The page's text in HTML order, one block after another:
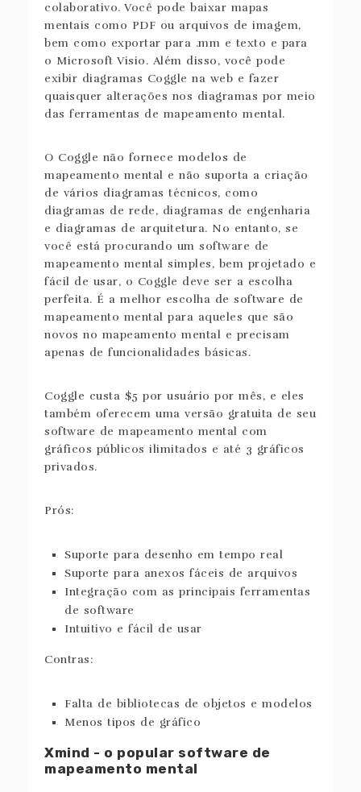
colaborativo. Você pode baixar mapas
mentais como PDF ou arquivos de imagem,
bem como exportar para .mm e texto e para
o Microsoft Visio. Além disso, você pode
exibir diagramas Coggle na web e fazer
quaisquer alterações nos diagramas por meio
das ferramentas de mapeamento mental.
O Coggle não fornece modelos de
mapeamento mental e não suporta a criação
de vários diagramas técnicos, como
diagramas de rede, diagramas de engenharia
e diagramas de arquitetura. No entanto, se
você está procurando um software de
mapeamento mental simples, bem projetado e
fácil de usar, o Coggle deve ser a escolha
perfeita. É a melhor escolha de software de
mapeamento mental para aqueles que são
novos no mapeamento mental e precisam
apenas de funcionalidades básicas.
Coggle custa $5 por usuário por mês, e eles
também oferecem uma versão gratuita de seu
software de mapeamento mental com
gráficos públicos ilimitados e até 3 gráficos
privados.
Prós:
Suporte para desenho em tempo real
Suporte para anexos fáceis de arquivos
Integração com as principais ferramentas
de software
Intuitivo e fácil de usar
Contras:
Falta de bibliotecas de objetos e modelos
Menos tipos de gráfico
Xmind - o popular software de
mapeamento mental